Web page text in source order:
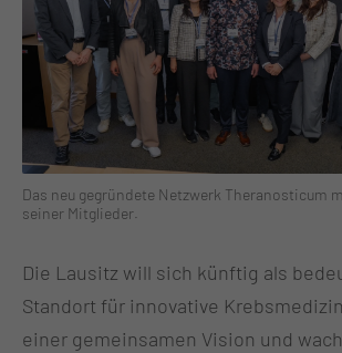
Das neu gegründete Netzwerk Theranosticum
seiner Mitglieder.
Die Lausitz will sich künftig als
Standort für innovative
einer gemeinsamen Vision und